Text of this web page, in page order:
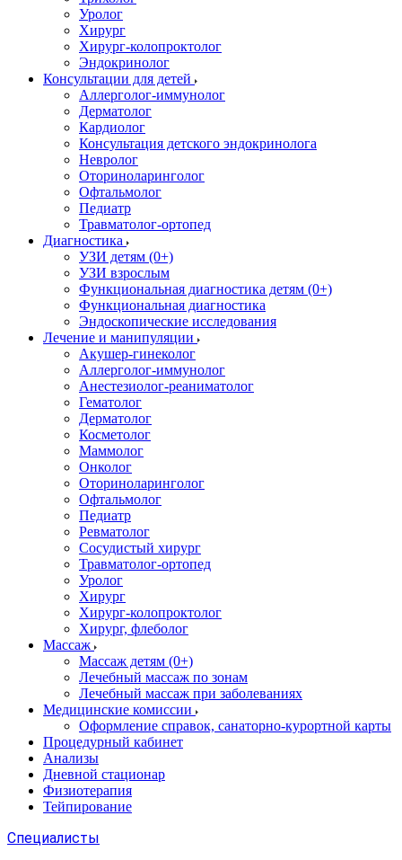
Уролог
Хирург
Хирург-колопроктолог
Эндокринолог
Консультации для детей
Аллерголог-иммунолог
Дерматолог
Кардиолог
Консультация детского эндокринолога
Невролог
Оториноларинголог
Офтальмолог
Педиатр
Травматолог-ортопед
Диагностика
УЗИ детям (0+)
УЗИ взрослым
Функциональная диагностика детям (0+)
Функциональная диагностика
Эндоскопические исследования
Лечение и манипуляции
Акушер-гинеколог
Аллерголог-иммунолог
Анестезиолог-реаниматолог
Гематолог
Дерматолог
Косметолог
Маммолог
Онколог
Оториноларинголог
Офтальмолог
Педиатр
Ревматолог
Сосудистый хирург
Травматолог-ортопед
Уролог
Хирург
Хирург-колопроктолог
Хирург, флеболог
Массаж
Массаж детям (0+)
Лечебный массаж по зонам
Лечебный массаж при заболеваниях
Медицинские комиссии
Оформление справок, санаторно-курортной карты
Процедурный кабинет
Анализы
Дневной стационар
Физиотерапия
Тейпирование
Специалисты